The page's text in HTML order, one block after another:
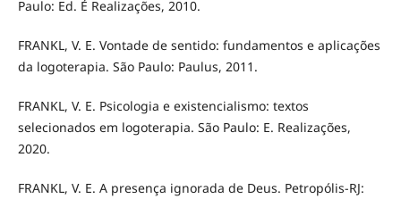
Paulo: Ed. É Realizações, 2010.
FRANKL, V. E. Vontade de sentido: fundamentos e aplicações
da logoterapia. São Paulo: Paulus, 2011.
FRANKL, V. E. Psicologia e existencialismo: textos
selecionados em logoterapia. São Paulo: E. Realizações,
2020.
FRANKL, V. E. A presença ignorada de Deus. Petropólis-RJ: